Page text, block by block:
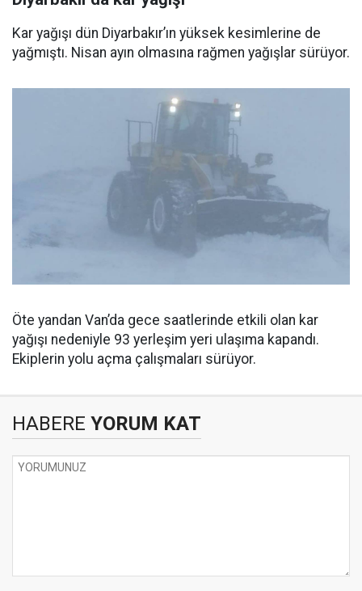
Kar yağışı dün Diyarbakır’ın yüksek kesimlerine de
yağmıştı. Nisan ayın olmasına rağmen yağışlar sürüyor.
Öte yandan Van’da gece saatlerinde etkili olan kar
yağışı nedeniyle 93 yerleşim yeri ulaşıma kapandı.
Ekiplerin yolu açma çalışmaları sürüyor.
HABERE YORUM KAT